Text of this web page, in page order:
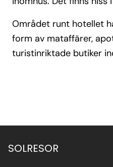
Området runt hotellet
form av mataffärer,
turistinriktade butiker
SOLRESOR